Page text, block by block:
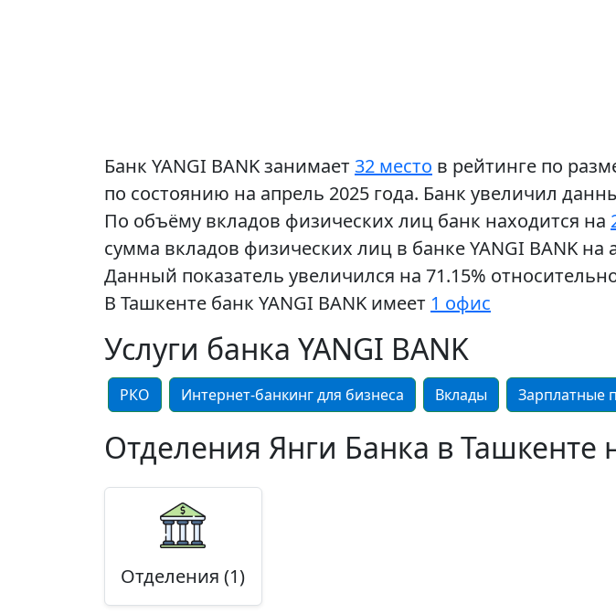
Банк YANGI BANK занимает 32 место в рейтинге по
по состоянию на апрель 2025 года. Банк увеличил
По объёму вкладов физических лиц банк находится на
сумма вкладов физических лиц в банке YANGI BANK на
Данный показатель увеличился на 71.15%
В Ташкенте банк YANGI BANK имеет 1 офис
Услуги банка YANGI BANK
РКО Интернет-банкинг для бизнеса Вклады Зарплатные
Отделения Янги Банка в Ташкенте
Отделения (1)